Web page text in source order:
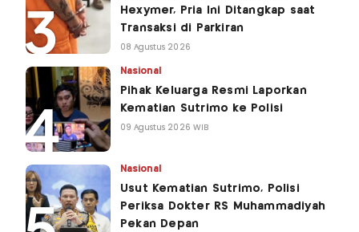
Hexymer, Pria Ini Ditangkap saat
Transaksi di Parkiran
08 Agustus 2026
Nasional
Pihak Keluarga Resmi Laporkan
Kematian Sutrimo ke Polisi
09 Agustus 2026 WIB
Nasional
Usut Kematian Sutrimo, Polisi
Periksa Dokter RS Muhammadiyah
Pekan Depan